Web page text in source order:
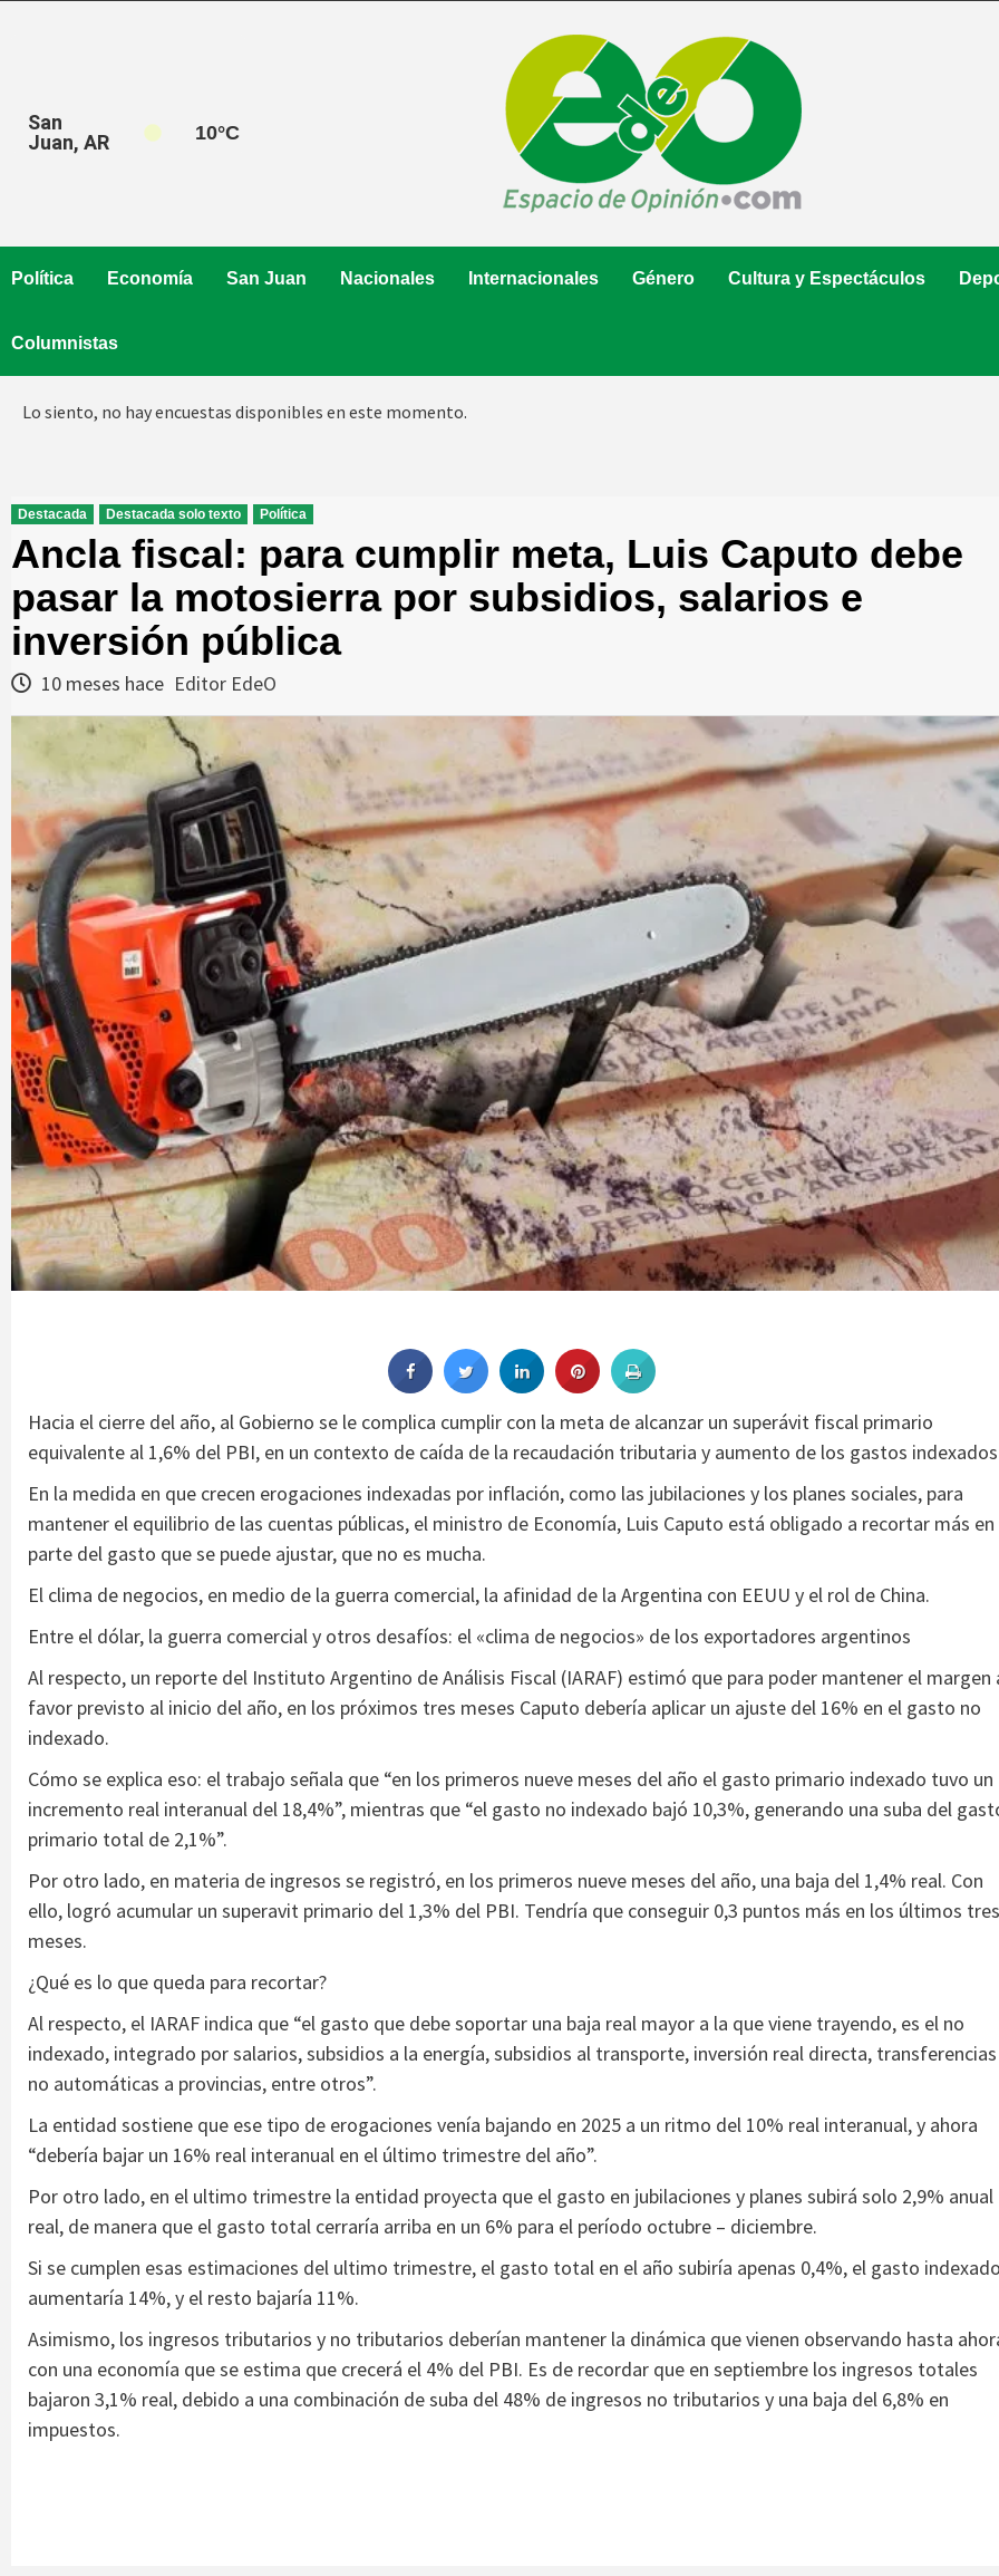
San
Juan, AR
10°C
Política Economía San Juan Nacionales Internacionales Género Cultura y Espectáculos
Columnistas
Lo siento, no hay encuestas disponibles en este momento.
Destacada Destacada solo texto Política
Ancla fiscal: para cumplir meta, Luis Caputo debe
pasar la motosierra por subsidios, salarios e
inversión pública
10 meses hace Editor EdeO
Hacia el cierre del año, al Gobierno se le complica cumplir con la meta de alcanzar un superávit fiscal primario
equivalente al 1,6% del PBI, en un contexto de caída de la recaudación tributaria y aumento de los gastos
En la medida en que crecen erogaciones indexadas por inflación, como las jubilaciones y los planes sociales, para
mantener el equilibrio de las cuentas públicas, el ministro de Economía, Luis Caputo está obligado a recortar más en
parte del gasto que se puede ajustar, que no es mucha.
El clima de negocios, en medio de la guerra comercial, la afinidad de la Argentina con EEUU y el rol de China.
Entre el dólar, la guerra comercial y otros desafíos: el «clima de negocios» de los exportadores argentinos
Al respecto, un reporte del Instituto Argentino de Análisis Fiscal (IARAF) estimó que para poder mantener el margen
favor previsto al inicio del año, en los próximos tres meses Caputo debería aplicar un ajuste del 16% en el gasto no
indexado.
Cómo se explica eso: el trabajo señala que “en los primeros nueve meses del año el gasto primario indexado tuvo un
incremento real interanual del 18,4%”, mientras que “el gasto no indexado bajó 10,3%, generando una suba del
primario total de 2,1%”.
Por otro lado, en materia de ingresos se registró, en los primeros nueve meses del año, una baja del 1,4% real. Con
ello, logró acumular un superavit primario del 1,3% del PBI. Tendría que conseguir 0,3 puntos más en los últimos tres
meses.
¿Qué es lo que queda para recortar?
Al respecto, el IARAF indica que “el gasto que debe soportar una baja real mayor a la que viene trayendo, es el no
indexado, integrado por salarios, subsidios a la energía, subsidios al transporte, inversión real directa, transferencias
no automáticas a provincias, entre otros”.
La entidad sostiene que ese tipo de erogaciones venía bajando en 2025 a un ritmo del 10% real interanual, y ahora
“debería bajar un 16% real interanual en el último trimestre del año”.
Por otro lado, en el ultimo trimestre la entidad proyecta que el gasto en jubilaciones y planes subirá solo 2,9% anual
real, de manera que el gasto total cerraría arriba en un 6% para el período octubre – diciembre.
Si se cumplen esas estimaciones del ultimo trimestre, el gasto total en el año subiría apenas 0,4%, el gasto
aumentaría 14%, y el resto bajaría 11%.
Asimismo, los ingresos tributarios y no tributarios deberían mantener la dinámica que vienen observando hasta
con una economía que se estima que crecerá el 4% del PBI. Es de recordar que en septiembre los ingresos totales
bajaron 3,1% real, debido a una combinación de suba del 48% de ingresos no tributarios y una baja del 6,8% en
impuestos.